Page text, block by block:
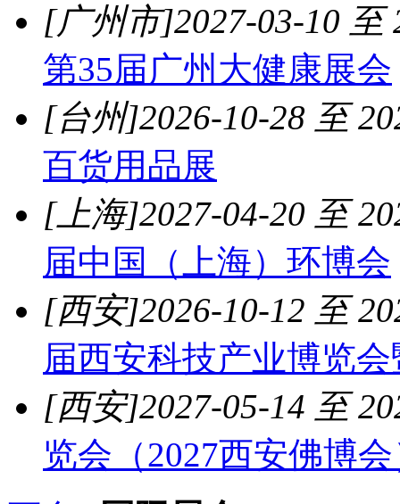
[广州市]2027-03-10 至
第35届广州大健康展会
[台州]2026-10-28 至
百货用品展
[上海]2027-04-20 至
届中国（上海）环博会
[西安]2026-10-12 至
届西安科技产业博览
[西安]2027-05-14 至
览会（2027西安佛博